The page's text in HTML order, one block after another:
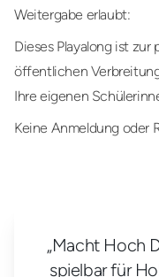
Weitergabe erlaubt:
Dieses Playalong ist
öffentlichen
Ihre eigenen
Keine Anmeldung oder
„Macht Hoch
spielbar für